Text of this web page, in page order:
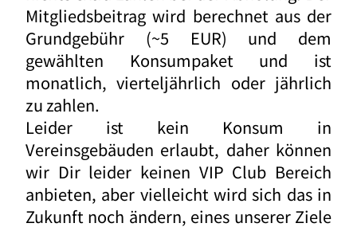
Mitgliedsbeitrag wird berechnet aus der
Grundgebühr (~5 EUR) und dem
gewählten Konsumpaket und ist
monatlich, vierteljährlich oder jährlich
zu zahlen.
Leider ist kein Konsum in
Vereinsgebäuden erlaubt, daher können
wir Dir leider keinen VIP Club Bereich
anbieten, aber vielleicht wird sich das in
Zukunft noch ändern, eines unserer Ziele